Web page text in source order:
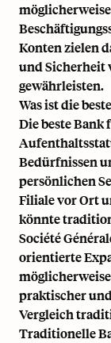
Konten zielen
und Sicherheit
gewährleisten.
Was ist die
Die beste
Bedürfnissen
persönlichen
Filiale vor Ort
könnte
Société
orientierte
praktischer
Vergleich
Traditionelle